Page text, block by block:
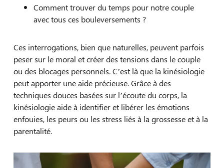
Comment trouver du temps pour notre couple
avec tous ces bouleversements ?
Ces interrogations, bien que naturelles, peuvent parfois
peser sur le moral et créer des tensions dans le couple
ou des blocages personnels. C’est là que la kinésiologie
peut apporter une aide précieuse. Grâce à des
techniques douces basées sur l’écoute du corps, la
kinésiologie aide à identifier et libérer les émotions
enfouies, les peurs ou les stress liés à la grossesse et à la
parentalité.